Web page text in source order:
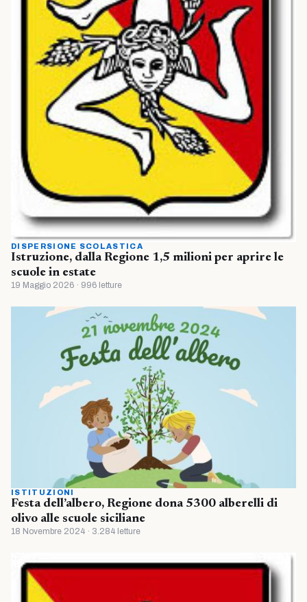
DISPERSIONE SCOLASTICA
Istruzione, dalla Regione 1,5 milioni per aprire le
scuole in estate
19 Maggio 2026 · 996 letture
ISTITUZIONI
Festa dell’albero, Regione dona 5300 alberelli di
olivo alle scuole siciliane
18 Novembre 2024 · 3.284 letture